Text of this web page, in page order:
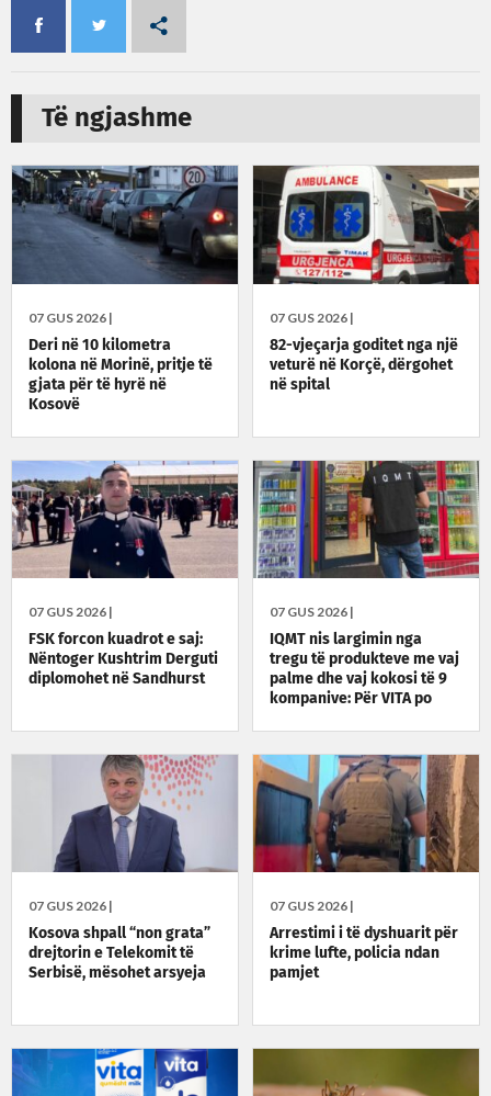
Të ngjashme
07 GUS 2026 |
Deri në 10 kilometra
kolona në Morinë, pritje të
gjata për të hyrë në
Kosovë
07 GUS 2026 |
82-vjeçarja goditet nga një
veturë në Korçë, dërgohet
në spital
07 GUS 2026 |
FSK forcon kuadrot e saj:
Nëntoger Kushtrim Derguti
diplomohet në Sandhurst
07 GUS 2026 |
IQMT nis largimin nga
tregu të produkteve me vaj
palme dhe vaj kokosi të 9
kompanive: Për VITA po
07 GUS 2026 |
Kosova shpall “non grata”
drejtorin e Telekomit të
Serbisë, mësohet arsyeja
07 GUS 2026 |
Arrestimi i të dyshuarit për
krime lufte, policia ndan
pamjet